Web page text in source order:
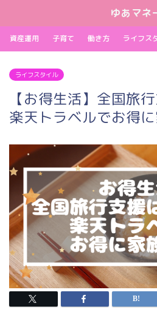
ゆあマネ
資産運用 子育て 働き方 ライフス
ライフスタイル
【お得生活】全国旅
楽天トラベルでお得